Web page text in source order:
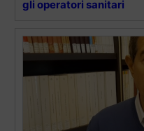
gli operatori sanitari